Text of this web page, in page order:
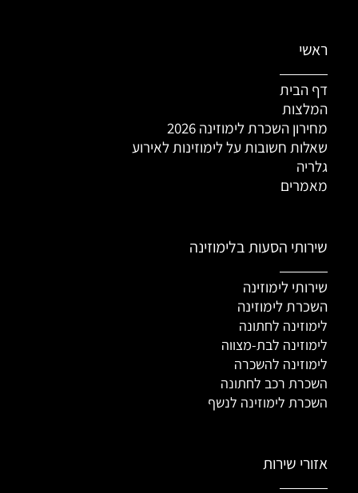
ראשי
דף הבית
המלצות
מחירון השכרת לימוזינה 2026
שאלות חשובות על לימוזינות לאירוע
גלריה
מאמרים
שירותי הסעות בלימוזינה
שירותי לימוזינה
השכרת לימוזינה
לימוזינה לחתונה
לימוזינה לבת-מצווה
לימוזינה להשכרה
השכרת רכב לחתונה
השכרת לימוזינה לנשף
אזורי שירות